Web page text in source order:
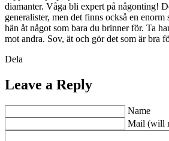
diamanter. Våga bli expert på någonting!
generalister, men det finns också en
hän åt något som bara du brinner för. Ta
mot andra. Sov, ät och gör det som är bra
Dela
Leave a Reply
Name
Mail (will